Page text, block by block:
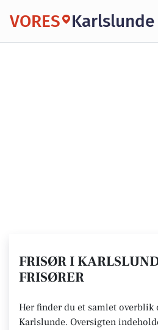
VORES Karlslunde
FRISØR I
FRISØRER
Her finder du et samlet overblik
Karlslunde. Oversigten